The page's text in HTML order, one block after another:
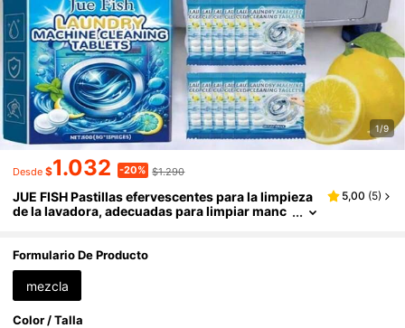
1/9
Desde $1.032 -20% $1.290
JUE FISH Pastillas efervescentes para la limpieza
de la lavadora, adecuadas para limpiar manc
e adecuado para el Día de la Madre. (Envío aleator
io de modelos nuevos y antiguos).
5,00 (5)
Formulario De Producto
mezcla
Color / Talla